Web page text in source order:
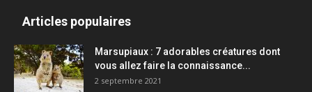
Articles populaires
Marsupiaux : 7 adorables créatures dont
vous allez faire la connaissance...
2 septembre 2021